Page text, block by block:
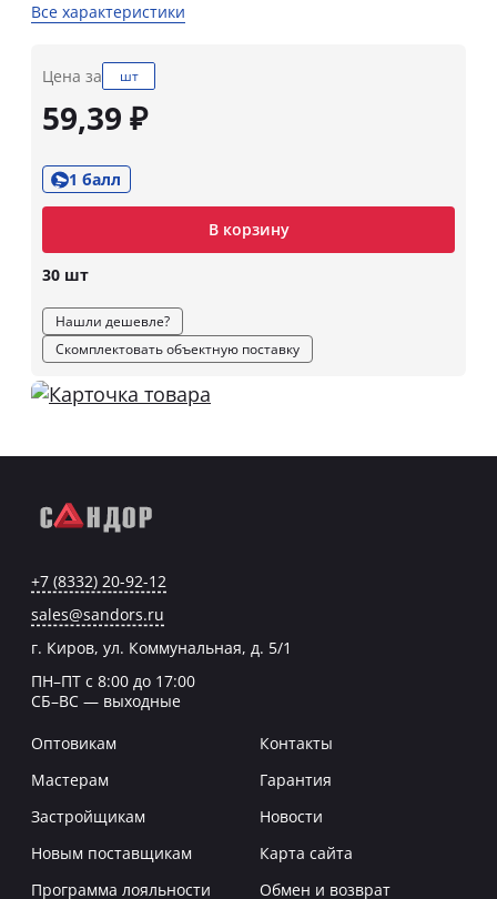
Все характеристики
Цена за шт
59,39 ₽
1 балл
В корзину
30 шт
Нашли дешевле?
Скомплектовать объектную поставку
+7 (8332) 20-92-12
sales@sandors.ru
г. Киров, ул. Коммунальная, д. 5/1
ПН–ПТ с 8:00 до 17:00
СБ–ВС — выходные
Оптовикам
Мастерам
Застройщикам
Новым поставщикам
Программа лояльности
Контакты
Гарантия
Новости
Карта сайта
Обмен и возврат